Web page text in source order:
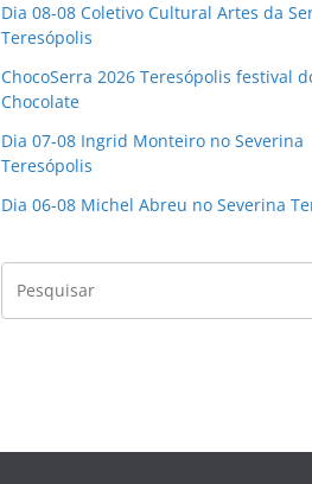
Dia 08-08 Coletivo Cultural Artes da
Teresópolis
ChocoSerra 2026 Teresópolis festival
Chocolate
Dia 07-08 Ingrid Monteiro no Severina
Teresópolis
Dia 06-08 Michel Abreu no Severina